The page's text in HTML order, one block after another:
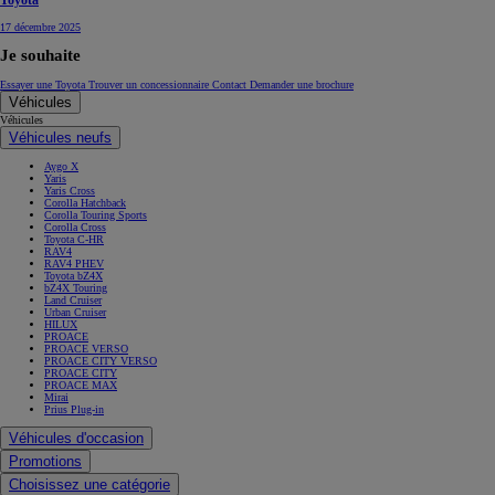
17 décembre 2025
Je souhaite
Essayer une Toyota Trouver un concessionnaire Contact Demander une brochure
Véhicules
Véhicules
Véhicules neufs
Aygo X
Yaris
Yaris Cross
Corolla Hatchback
Corolla Touring Sports
Corolla Cross
Toyota C-HR
RAV4
RAV4 PHEV
Toyota bZ4X
bZ4X Touring
Land Cruiser
Urban Cruiser
HILUX
PROACE
PROACE VERSO
PROACE CITY VERSO
PROACE CITY
PROACE MAX
Mirai
Prius Plug-in
Véhicules d'occasion
Promotions
Choisissez une catégorie